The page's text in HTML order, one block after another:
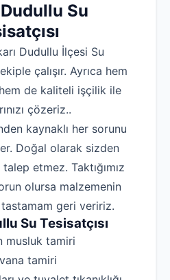
Su
Dudullu İlçesi Su
çalışır. Ayrıca hem
de kaliteli işçilik ile
çözeriz..
kaynaklı her sorunu
Doğal olarak sizden
etmez. Taktığımız
olursa malzemenin
geri veririz.
Su Tesisatçısı
musluk tamiri
tamiri